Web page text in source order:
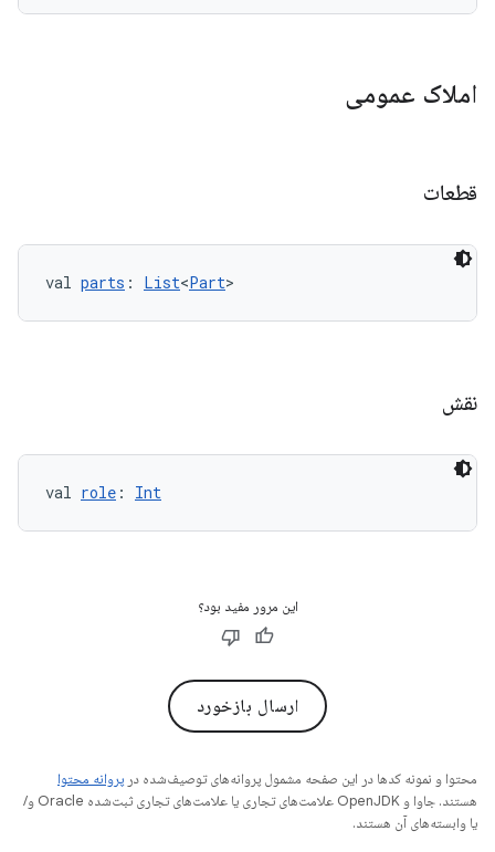
املاک عمومی
قطعات
val parts : List<Part>
نقش
val role : Int
این مرور مفید بود؟
ارسال بازخورد
محتوا و نمونه کدها در این صفحه مشمول پروانه‌های توصیف‌شده در پروانه محتوا
هستند. جاوا و OpenJDK علامت‌های تجاری یا علامت‌های تجاری ثبت‌شده Oracle و/
یا وابسته‌های آن هستند.